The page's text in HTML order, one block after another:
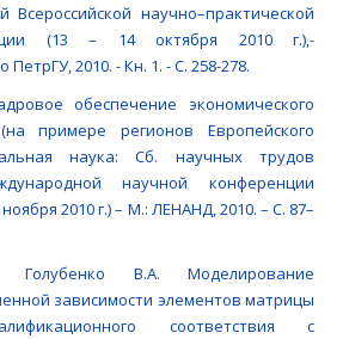
научно–практической
(13 – 14 октября 2010 г.),-
2010. - Кн. 1. - С. 258-278.
обеспечение экономического
примере регионов Европейского
наука: Сб. научных трудов
научной конференции
2010 г.) – М.: ЛЕНАНД, 2010. – С. 87–
В.А. Моделирование
зависимости элементов матрицы
соответствия с